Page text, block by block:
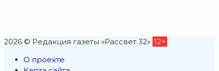
2026 © Редакция газеты «Рассвет 32» 12+
О проекте